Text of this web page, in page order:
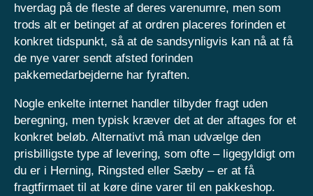
hverdag på de fleste af deres varenumre, men som
trods alt er betinget af at ordren placeres forinden et
konkret tidspunkt, så at de sandsynligvis kan nå at få
de nye varer sendt afsted forinden
pakkemedarbejderne har fyraften.
Nogle enkelte internet handler tilbyder fragt uden
beregning, men typisk kræver det at der aftages for et
konkret beløb. Alternativt må man udvælge den
prisbilligste type af levering, som ofte – ligegyldigt om
du er i Herning, Ringsted eller Sæby – er at få
fragtfirmaet til at køre dine varer til en pakkeshop.